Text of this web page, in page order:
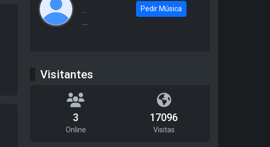
...
Pedir Música
Visitantes
3
Online
17096
Visitas